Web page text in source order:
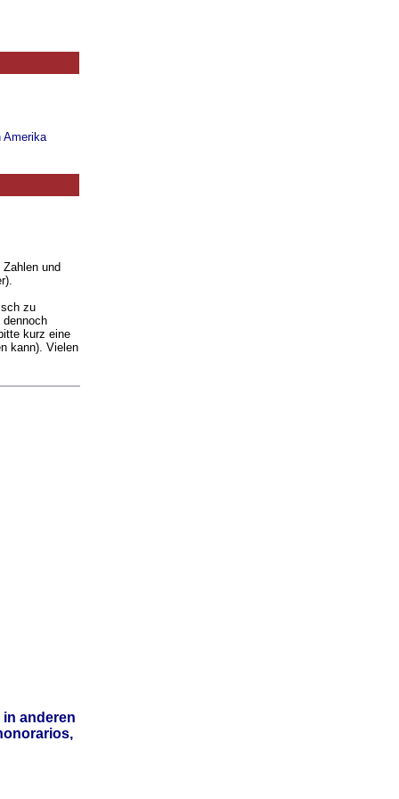
Amerika
Zahlen und
zu
kurz eine
kann). Vielen
anderen